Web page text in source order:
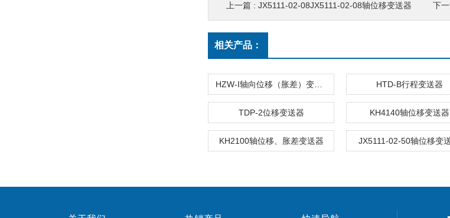
上一篇 : JX5111-02-08JX5111-02-08轴位移变送器 下
相关产品：
HTD-B行程变送器
TDP-2位移变送器 KH4140轴位移变送器
KH2100轴位移、胀差变送器 JX5111-02-50轴位移变